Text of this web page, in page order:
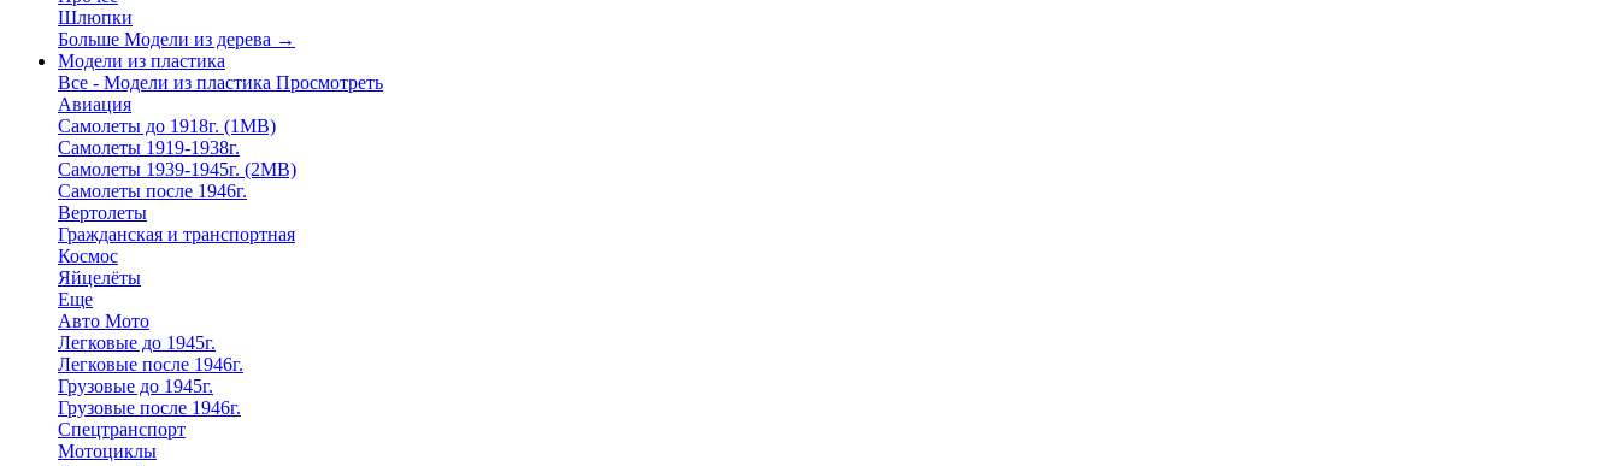
Шлюпки
Больше Модели из дерева →
Модели из пластика
Все - Модели из пластика Просмотреть
Авиация
Самолеты до 1918г. (1МВ)
Самолеты 1919-1938г.
Самолеты 1939-1945г. (2МВ)
Самолеты после 1946г.
Вертолеты
Гражданская и транспортная
Космос
Яйцелёты
Еще
Авто Мото
Легковые до 1945г.
Легковые после 1946г.
Грузовые до 1945г.
Грузовые после 1946г.
Спецтранспорт
Мотоциклы